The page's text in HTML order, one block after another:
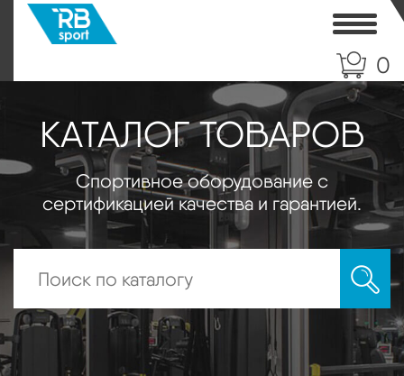
0
КАТАЛОГ ТОВАРОВ
Спортивное оборудование с
сертификацией качества и гарантией.